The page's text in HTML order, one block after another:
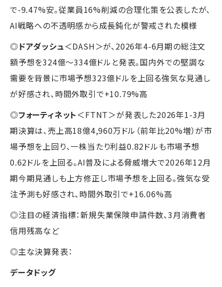
で-9.47%安。従業員16%削減の合理化策を公表したが、
AI戦略への不透明感から成長鈍化が警戒された模様
◎ドアダッシュ＜DASH＞が、2026年4-6月期の総注文
額予想を324億〜334億ドルと発表。国内外での堅調な
需要を背景に市場予想323億ドルを上回る強気な見通し
が好感され、時間外取引で+10.79%高
◎フォーティネット＜FTNT＞が発表した2026年1-3月
期決算は、売上高18億4,960万ドル（前年比20%増）が市
場予想を上回り、一株当たり利益0.82ドルも市場予想
0.62ドルを上回る。AI普及による脅威増大で2026年12月
期今期見通しも上方修正し市場予想を上回る。強気な受
注予測も好感され、時間外取引で+16.06%高
◎注目の経済指標：新規失業保険申請件数、3月消費者
信用残高など
◎主な決算発表：
データドッグ